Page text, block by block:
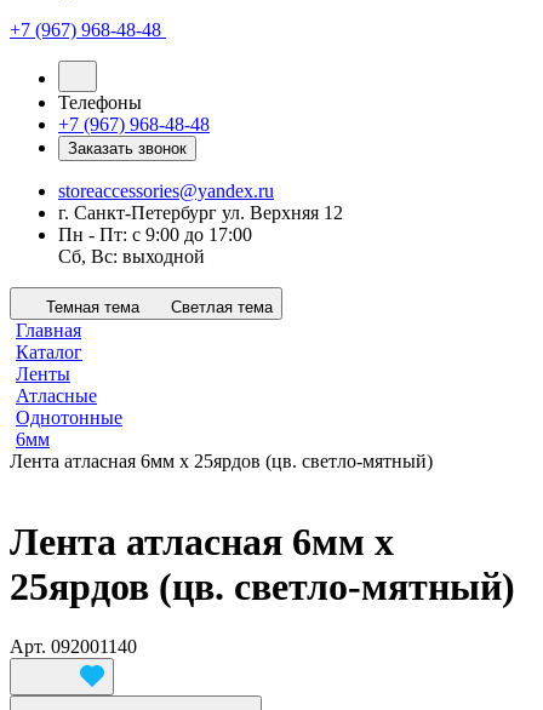
+7 (967) 968-48-48
Телефоны
+7 (967) 968-48-48
Заказать звонок
storeaccessories@yandex.ru
г. Санкт-Петербург ул. Верхняя 12
Пн - Пт: с 9:00 до 17:00
Сб, Вс: выходной
Темная тема Светлая тема
Главная
Каталог
Ленты
Атласные
Однотонные
6мм
Лента атласная 6мм х 25ярдов (цв. светло-мятный)
Лента атласная 6мм х
25ярдов (цв. светло-мятный)
Арт. 092001140